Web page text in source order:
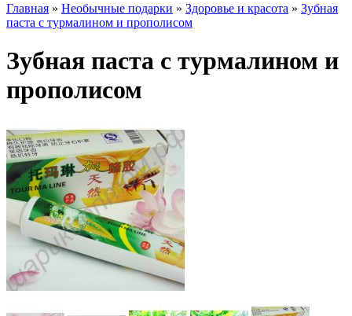
Главная » Необычные подарки » Здоровье и красота » Зубная
паста с турмалином и прополисом
Зубная паста с турмалином и
прополисом